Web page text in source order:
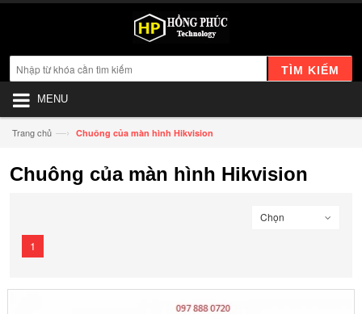
TÌM KIẾM
MENU
Trang chủ —› Chuông của màn hình Hikvision
Chuông của màn hình Hikvision
Chọn
1